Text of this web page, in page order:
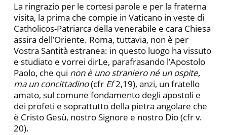
La ringrazio per le cortesi parole e per la fraterna
visita, la prima che compie in Vaticano in veste di
Catholicos-Patriarca della venerabile e cara Chiesa
assira dell’Oriente. Roma, tuttavia, non è per
Vostra Santità estranea: in questo luogo ha vissuto
e studiato e vorrei dirLe, parafrasando l’Apostolo
Paolo, che qui non è uno straniero né un ospite,
ma un concittadino(cfr Ef2,19), anzi, un fratello
amato, sul comune fondamento degli apostoli e
dei profeti e soprattutto della pietra angolare che
è Cristo Gesù, nostro Signore e nostro Dio (cfr v.
20).